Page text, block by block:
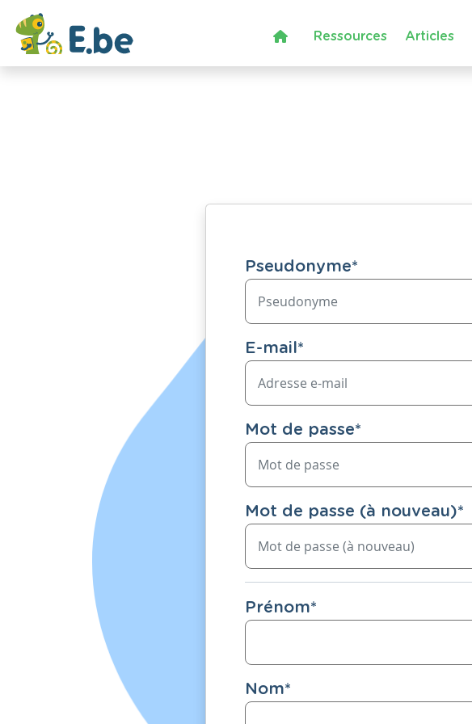
Ressources Articles
Pseudonyme*
E-mail*
Mot de passe*
Mot de passe (à nouveau)*
Prénom*
Nom*